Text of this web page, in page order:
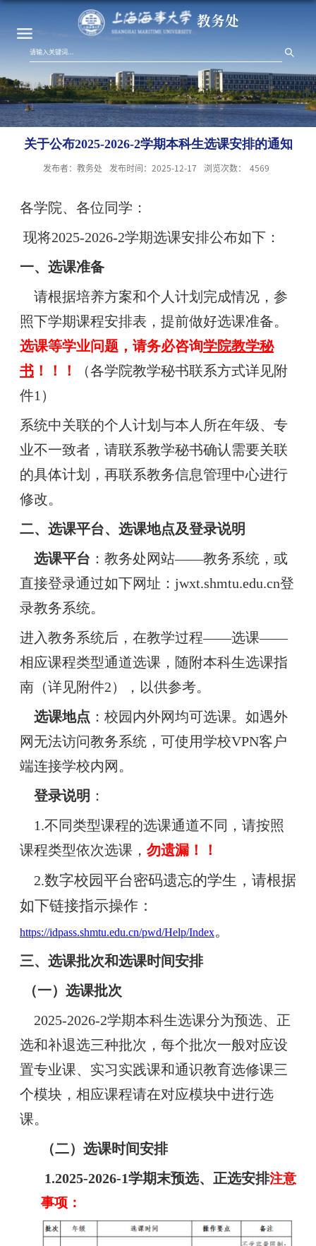
教务处
关于公布2025-2026-2学期本科生选课安排的通知
发布者：教务处 发布时间：2025-12-17 浏览次数： 4569
各学院、各位同学：
现将2025-2026-2学期选课安排公布如下：
一、选课准备
请根据培养方案和个人计划完成情况，参
照下学期课程安排表，提前做好选课准备。
选课等学业问题，请务必咨询学院教学秘
书！！！
（各学院教学秘书联系方式详见附
件1）
系统中关联的个人计划与本人所在年级、专
业不一致者，请联系教学秘书确认需要关联
的具体计划，再联系教务信息管理中心进行
修改。
二、选课平台、选课地点及登录说明
选课平台 ：教务处网站——教务系统，或
直接登录通过如下网址：jwxt.shmtu.edu.cn登
录教务系统。
进入教务系统后，在教学过程——选课——
相应课程类型通道选课，随附本科生选课指
南（详见附件2），以供参考。
选课地点 ：校园内外网均可选课。如遇外
网无法访问教务系统，可使用学校VPN客户
端连接学校内网。
登录说明 ：
1.不同类型课程的选课通道不同，请按照
课程类型依次选课， 勿遗漏！！
2.数字校园平台密码遗忘的学生，请根据
如下链接指示操作：
https://idpass.shmtu.edu.cn/pwd/Help/Index。
三、 选课批次和选课时间安排
（一） 选课批次
2025-2026-2学期本科生选课分为预选、正
选和补退选三种批次，每个批次一般对应设
置专业课、实习实践课和通识教育选修课三
个模块，相应课程请在对应模块中进行选
课。
（二）选课时间安排
1.2025-2026-1学期末预选、正选安排注意
事项：